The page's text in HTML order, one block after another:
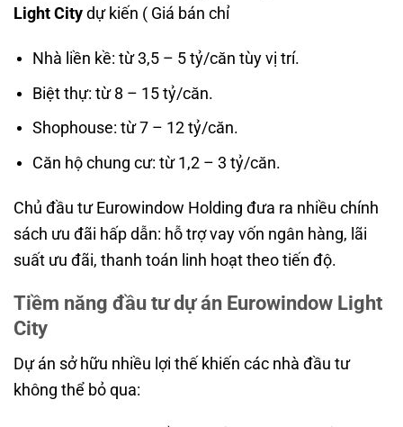
Light Citydự kiến ( Giá bán chỉ
Nhà liền kề: từ 3,5 – 5 tỷ/căn tùy vị trí.
Biệt thự: từ 8 – 15 tỷ/căn.
Shophouse: từ 7 – 12 tỷ/căn.
Căn hộ chung cư: từ 1,2 – 3 tỷ/căn.
Chủ đầu tư Eurowindow Holding đưa ra nhiều chính
sách ưu đãi hấp dẫn: hỗ trợ vay vốn ngân hàng, lãi
suất ưu đãi, thanh toán linh hoạt theo tiến độ.
Tiềm năng đầu tư dự án Eurowindow Light
City
Dự án sở hữu nhiều lợi thế khiến các nhà đầu tư
không thể bỏ qua: